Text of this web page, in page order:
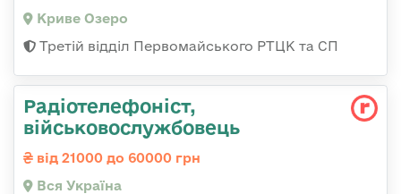
Криве Озеро
Третій відділ Первомайського РТЦК та СП
Радіотелефоніст,
військовослужбовець
від 21000 до 60000 грн
Вся Україна